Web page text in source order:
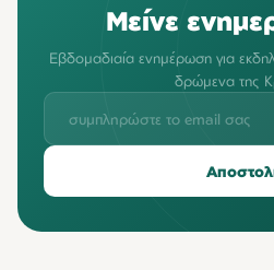
Μείνε
Εβδομαδιαία ενημέρωση για
δρώμενα της